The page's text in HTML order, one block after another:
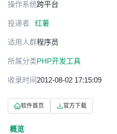
操作系统跨平台
投递者 红薯
适用人群程序员
所属分类PHP开发工具
收录时间2012-08-02 17:15:09
软件首页 官方下载
概览